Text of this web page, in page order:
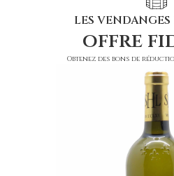
LES
offre
Obtenez des bons de